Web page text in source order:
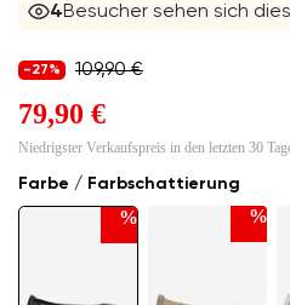
3Besucher sehen sich
Farbe / Farbschattierung
% %
-27% 109,90 €
79,90 €
Niedrigster Verkaufspreis in den letzten 30